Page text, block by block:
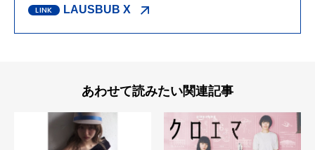
LAUSBUB X
あわせて読みたい関連記事